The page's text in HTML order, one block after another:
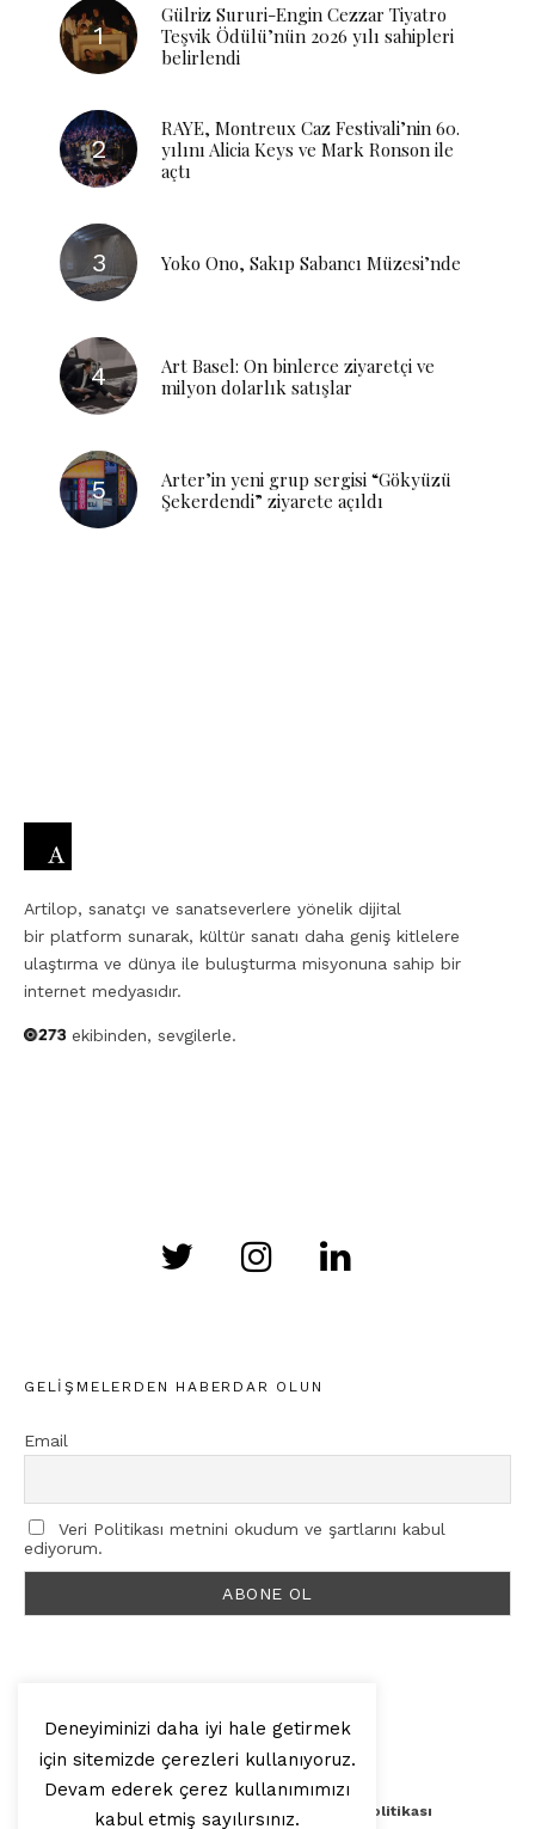
Gülriz Sururi-Engin Cezzar Tiyatro
Teşvik Ödülü’nün 2026 yılı sahipleri
belirlendi
RAYE, Montreux Caz Festivali’nin 60.
yılını Alicia Keys ve Mark Ronson ile
açtı
Yoko Ono, Sakıp Sabancı Müzesi’nde
Art Basel: On binlerce ziyaretçi ve
milyon dolarlık satışlar
Arter’in yeni grup sergisi “Gökyüzü
Şekerdendi” ziyarete açıldı
Artilop, sanatçı ve sanatseverlere yönelik dijital
bir platform sunarak, kültür sanatı daha geniş kitlelere
ulaştırma ve dünya ile buluşturma misyonuna sahip bir
internet medyasıdır.
ekibinden, sevgilerle.
GELIŞMELERDEN HABERDAR OLUN
Email
Veri Politikası metnini okudum ve şartlarını kabul
ediyorum.
© 2025, Artilop
Künye Yazar Başvurusu Veri Politikası
Deneyiminizi daha iyi hale getirmek
için sitemizde çerezleri kullanıyoruz.
Devam ederek çerez kullanımımızı
kabul etmiş sayılırsınız.